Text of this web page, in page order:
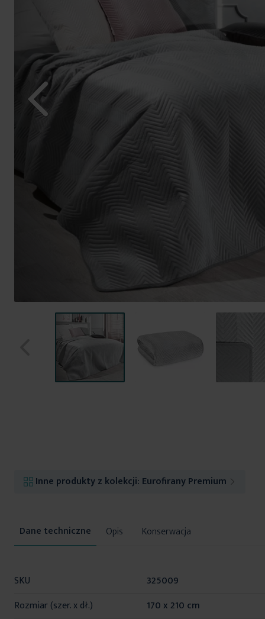
Inne produkty z kolekcji: Eurofirany Premium
Opis Konserwacja
Więcej
SKU
325009
Rozmiar (szer. x dł.)
170 x 210 cm